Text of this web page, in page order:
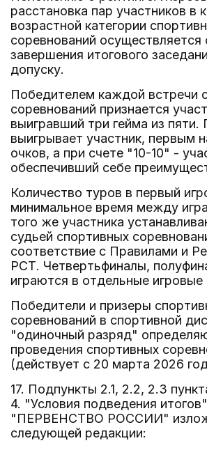
расстановка пар участников в
возрастной категории
соревнований осуществляется
завершения итогового
допуску.
Победителем каждой встречи
соревнований признается
выигравший три гейма из пяти.
выигрывает участник, первым
очков, а при счете "10-10" -
обеспечивший себе
Количество туров в первый
минимальное время между
того же участника
судьей спортивных
соответствие с Правилами и
РСТ. Четвертьфиналы,
играются в отдельные игровые
Победители и призеры
соревнований в спортивной
"одиночный разряд"
проведения спортивных
(действует с 20 марта 2026
17. Подпункты 2.1, 2.2, 2.3
4. "Условия подведения
"ПЕРВЕНСТВО РОССИИ"
следующей редакции: